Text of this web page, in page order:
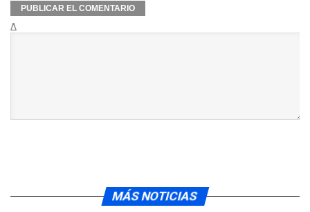
Δ
MÁS NOTICIAS